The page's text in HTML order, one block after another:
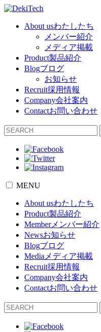
About usわたしたち
メンバー紹介
メディア掲載
Product製品紹介
Blogブログ
お知らせ
Recruit採用情報
Company会社案内
Contactお問い合わせ
MENU
About usわたしたち
Product製品紹介
Memberメンバー紹介
Newsお知らせ
Blogブログ
Media メディア掲載
Recruit採用情報
Company会社案内
Contactお問い合わせ